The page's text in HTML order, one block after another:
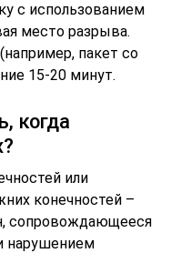
с использованием
место разрыва.
пакет со
15-20 минут.
когда
или
конечностей –
сопровождающееся
нарушением